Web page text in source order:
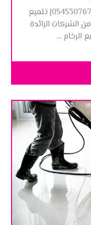
شركة جلي وتلميع الرخام دبي |0545307678| تلميع
الشركات الرائدة
...